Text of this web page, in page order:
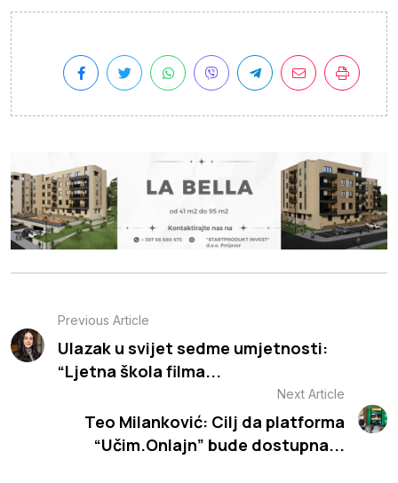
Previous Article
Ulazak u svijet sedme umjetnosti:
“Ljetna škola filma...
Next Article
Teo Milanković: Cilj da platforma
“Učim.Onlajn” bude dostupna...